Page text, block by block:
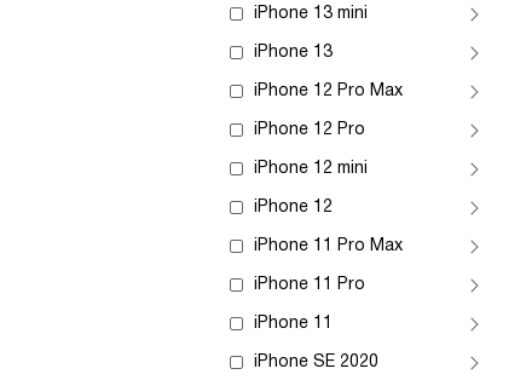
iPhone 13 mini
iPhone 13
iPhone 12 Pro Max
iPhone 12 Pro
iPhone 12 mini
iPhone 12
iPhone 11 Pro Max
iPhone 11 Pro
iPhone 11
iPhone SE 2020